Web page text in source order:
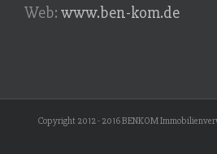
Web: www.ben-kom.de
Copyright 2012 - 2016 BENKOM